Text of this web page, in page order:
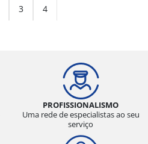
3 4
PROFISSIONALISMO
Uma rede de especialistas ao seu
serviço